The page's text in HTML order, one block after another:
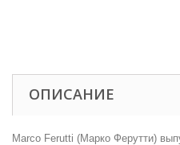
ОПИСАНИЕ
Marco Ferutti (Марко Ферутти)